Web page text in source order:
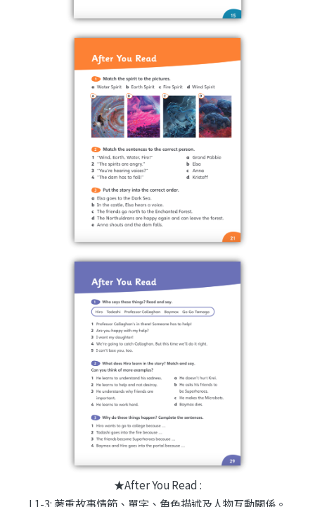
★After You Read :
L1-3: 著重故事情節、單字、角色描述及人物互動關係。